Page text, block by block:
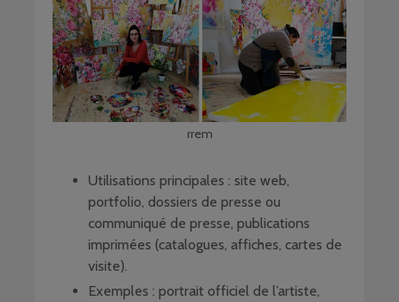
rrem
Utilisations principales : site web,
portfolio, dossiers de presse ou
communiqué de presse, publications
imprimées (catalogues, affiches, cartes de
visite).
Exemples : portrait officiel de l’artiste,